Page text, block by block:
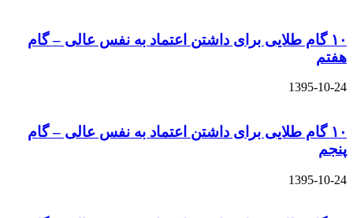
۱۰ گام طلایی برای داشتن اعتماد به نفس عالی – گام
هفتم
1395-10-24
۱۰ گام طلایی برای داشتن اعتماد به نفس عالی – گام
پنجم
1395-10-24